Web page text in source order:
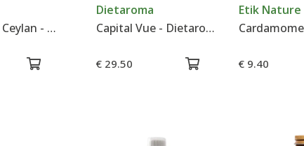
Cannelle de Ceylan - Ecorce - Tisane - 100 g
Dietaroma
Capital Vue - Dietaroma
€ 29.50
Etik Nature
€ 9.40